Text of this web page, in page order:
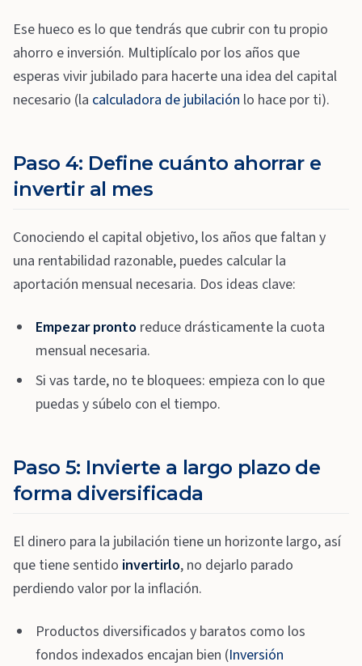
Ese hueco es lo que tendrás que cubrir con tu propio
ahorro e inversión. Multiplícalo por los años que
esperas vivir jubilado para hacerte una idea del capital
necesario (la calculadora de jubilación lo hace por ti).
Paso 4: Define cuánto ahorrar e
invertir al mes
Conociendo el capital objetivo, los años que faltan y
una rentabilidad razonable, puedes calcular la
aportación mensual necesaria. Dos ideas clave:
Empezar pronto reduce drásticamente la cuota
mensual necesaria.
Si vas tarde, no te bloquees: empieza con lo que
puedas y súbelo con el tiempo.
Paso 5: Invierte a largo plazo de
forma diversificada
El dinero para la jubilación tiene un horizonte largo, así
que tiene sentido invertirlo, no dejarlo parado
perdiendo valor por la inflación.
Productos diversificados y baratos como los
fondos indexados encajan bien (Inversión